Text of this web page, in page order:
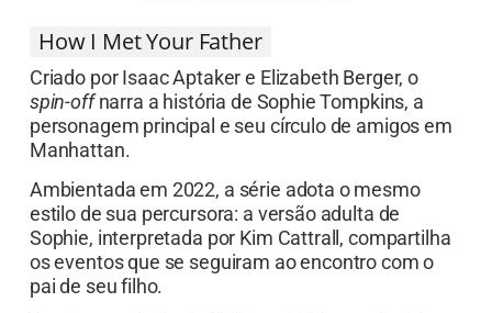
How I Met Your Father
Criado por Isaac Aptaker e Elizabeth Berger, o
spin-offnarra a história de Sophie Tompkins, a
personagem principal e seu círculo de amigos em
Manhattan.
Ambientada em 2022, a série adota o mesmo
estilo de sua percursora: a versão adulta de
Sophie, interpretada por Kim Cattrall, compartilha
os eventos que se seguiram ao encontro com o
pai de seu filho.